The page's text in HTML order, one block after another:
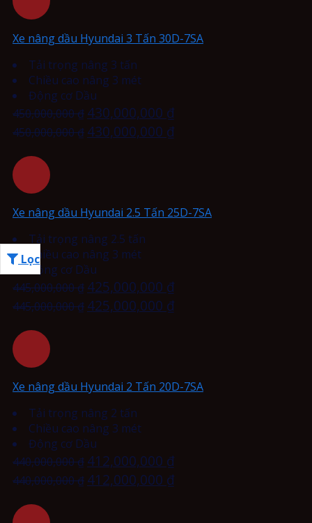
Lọc
Xe nâng dầu Hyundai 3 Tấn 30D-7SA
Tải trọng nâng 3 tấn
Chiều cao nâng 3 mét
Động cơ Dầu
450,000,000₫ 430,000,000 ₫
450,000,000₫ 430,000,000 ₫
Xe nâng dầu Hyundai 2.5 Tấn 25D-7SA
Tải trọng nâng 2.5 tấn
Chiều cao nâng 3 mét
Động cơ Dầu
445,000,000₫ 425,000,000 ₫
445,000,000₫ 425,000,000 ₫
Xe nâng dầu Hyundai 2 Tấn 20D-7SA
Tải trọng nâng 2 tấn
Chiều cao nâng 3 mét
Động cơ Dầu
440,000,000₫ 412,000,000 ₫
440,000,000₫ 412,000,000 ₫